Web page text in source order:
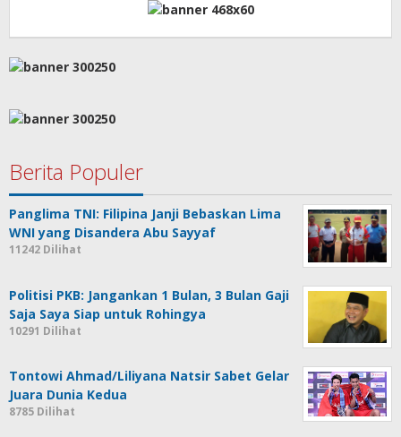
Berita Populer
Panglima TNI: Filipina Janji Bebaskan Lima
WNI yang Disandera Abu Sayyaf
11242 Dilihat
Politisi PKB: Jangankan 1 Bulan, 3 Bulan Gaji
Saja Saya Siap untuk Rohingya
10291 Dilihat
Tontowi Ahmad/Liliyana Natsir Sabet Gelar
Juara Dunia Kedua
8785 Dilihat